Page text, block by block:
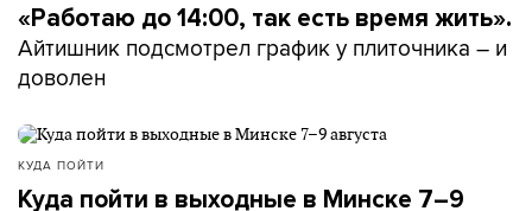
«Работаю до 14:00, так есть время жить».
Айтишник подсмотрел график у плиточника – и
доволен
КУДА ПОЙТИ
Куда пойти в выходные в Минске 7–9